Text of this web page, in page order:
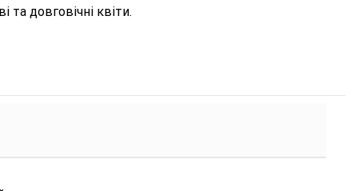
та довговічні квіти.